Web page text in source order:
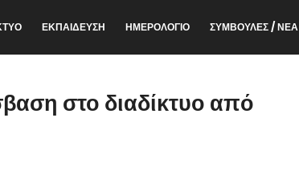
ΕΚΠΑΙΔΕΥΣΗ ΗΜΕΡΟΛΟΓΙΟ ΣΥΜΒΟΥΛΕΣ / ΝΕΑ
στο διαδίκτυο από